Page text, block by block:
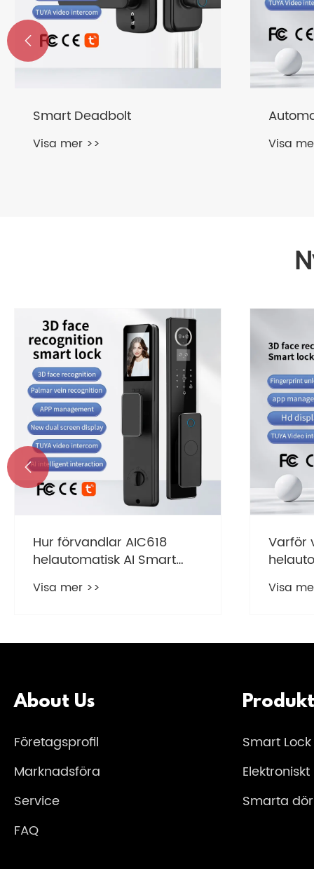
AI580 Helautomatiskt AI
Smart Lock

Funktioner av elektroniska
lås
Visa mer >>
Vad är
Visa

About Us
Företagsprofil
Marknadsföra
Service
FAQ
Smart Lock
Smarta